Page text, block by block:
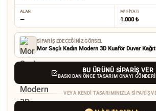
ALAN
—
M² FIYATI
1.000 ₺
SIPARIŞ EDECEĞINIZ GÖRSEL
Mor Saçlı Kadın Modern 3D Kuaför Duvar
BU ÜRÜNÜ SIPARIŞ VER
BASKIDAN ÖNCE TASARIM ONAYI
VEYA KENDI TASARIMINIZLA SIPARIŞ